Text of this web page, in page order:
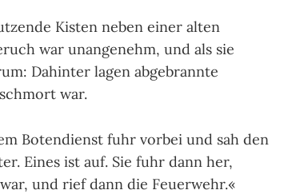
Kisten neben einer alten
war unangenehm, und als sie
Dahinter lagen abgebrannte
war.
Botendienst fuhr vorbei und sah den
Eines ist auf. Sie fuhr dann her,
und rief dann die Feuerwehr.«